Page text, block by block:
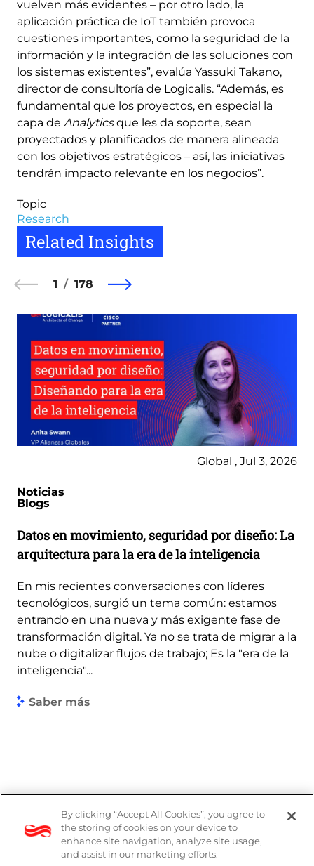
vuelven más evidentes – por otro lado, la
aplicación práctica de IoT también provoca
cuestiones importantes, como la seguridad de la
información y la integración de las soluciones con
los sistemas existentes”, evalúa Yassuki Takano,
director de consultoría de Logicalis. “Además, es
fundamental que los proyectos, en especial la
capa de Analyticsque les da soporte, sean
proyectados y planificados de manera alineada
con los objetivos estratégicos – así, las iniciativas
tendrán impacto relevante en los negocios”.
Topic
Research
Related Insights
1 178
Global , Jul 3, 2026
Noticias
Blogs
Datos en movimiento, seguridad por diseño: La
arquitectura para la era de la inteligencia
En mis recientes conversaciones con líderes
tecnológicos, surgió un tema común: estamos
entrando en una nueva y más exigente fase de
transformación digital. Ya no se trata de migrar a la
nube o digitalizar flujos de trabajo; Es la "era de la
inteligencia"...
Saber más
By clicking “Accept All Cookies”, you agree to
the storing of cookies on your device to
enhance site navigation, analyze site usage,
and assist in our marketing efforts.